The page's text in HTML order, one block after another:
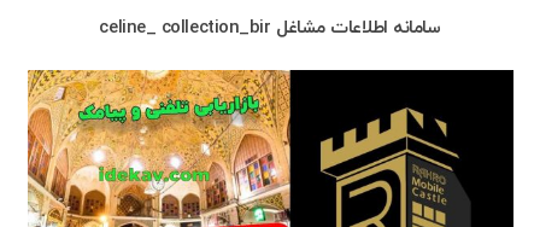
سامانه اطلاعات مشاغل celine_ collection_bir